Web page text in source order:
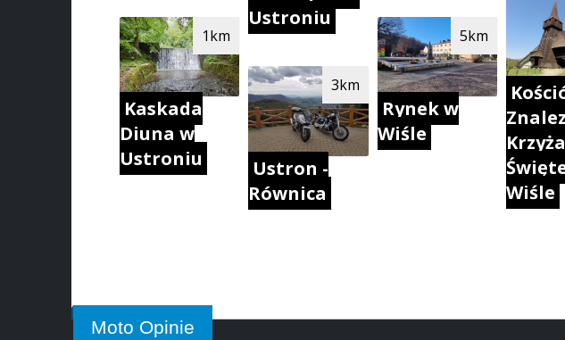
Kaskada
Diuna w
Ustroniu
1km
Ustroniu
Ustron -
Równica
3km
Rynek w
Wiśle
5km
Wiśle
Moto Opinie